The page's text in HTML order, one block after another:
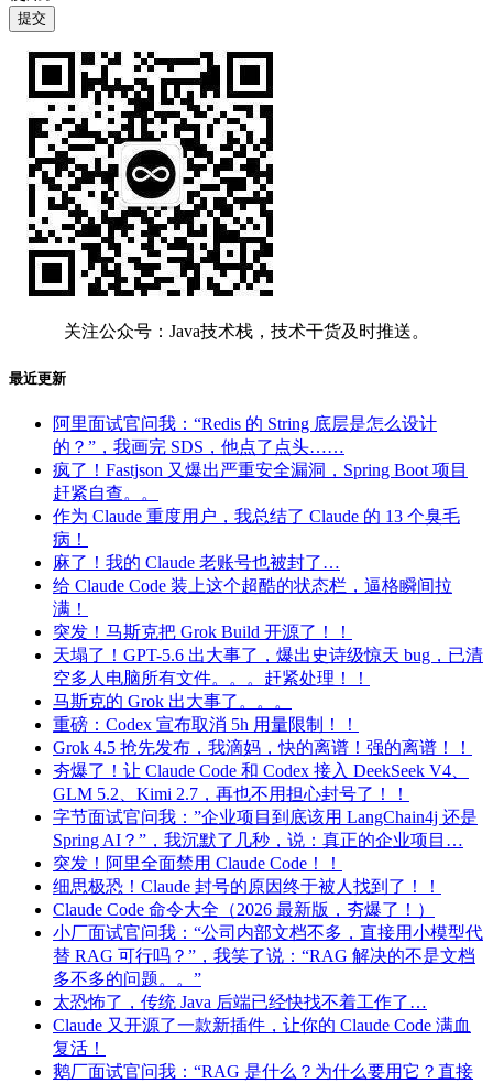
关注公众号：Java技术栈，技术干货及时推送。
最近更新
阿里面试官问我：“Redis 的 String 底层是怎么设计
的？”，我画完 SDS，他点了点头……
疯了！Fastjson 又爆出严重安全漏洞，Spring Boot 项目
赶紧自查。。
作为 Claude 重度用户，我总结了 Claude 的 13 个臭毛
病！
麻了！我的 Claude 老账号也被封了…
给 Claude Code 装上这个超酷的状态栏，逼格瞬间拉
满！
突发！马斯克把 Grok Build 开源了！！
天塌了！GPT-5.6 出大事了，爆出史诗级惊天 bug，已清
空多人电脑所有文件。。。赶紧处理！！
马斯克的 Grok 出大事了。。。
重磅：Codex 宣布取消 5h 用量限制！！
Grok 4.5 抢先发布，我滴妈，快的离谱！强的离谱！！
夯爆了！让 Claude Code 和 Codex 接入 DeekSeek V4、
GLM 5.2、Kimi 2.7，再也不用担心封号了！！
字节面试官问我：”企业项目到底该用 LangChain4j 还是
Spring AI？”，我沉默了几秒，说：真正的企业项目…
突发！阿里全面禁用 Claude Code！！
细思极恐！Claude 封号的原因终于被人找到了！！
Claude Code 命令大全（2026 最新版，夯爆了！）
小厂面试官问我：“公司内部文档不多，直接用小模型代
替 RAG 可行吗？”，我笑了说：“RAG 解决的不是文档
多不多的问题。。”
太恐怖了，传统 Java 后端已经快找不着工作了…
Claude 又开源了一款新插件，让你的 Claude Code 满血
复活！
鹅厂面试官问我：“RAG 是什么？为什么要用它？直接